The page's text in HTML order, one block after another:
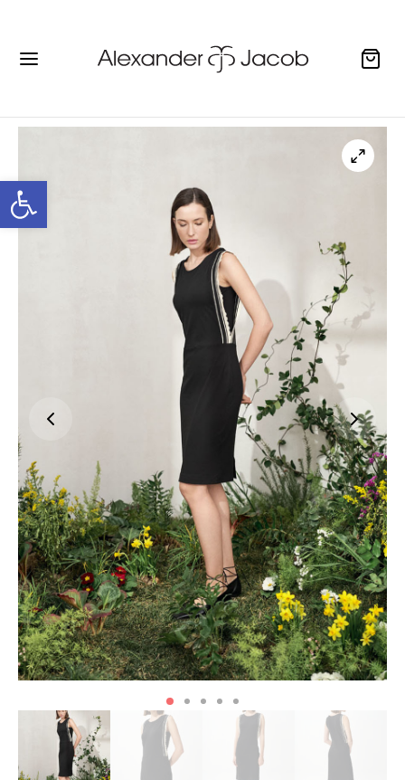
Ανοίξτε τη γραμμή εργαλείων